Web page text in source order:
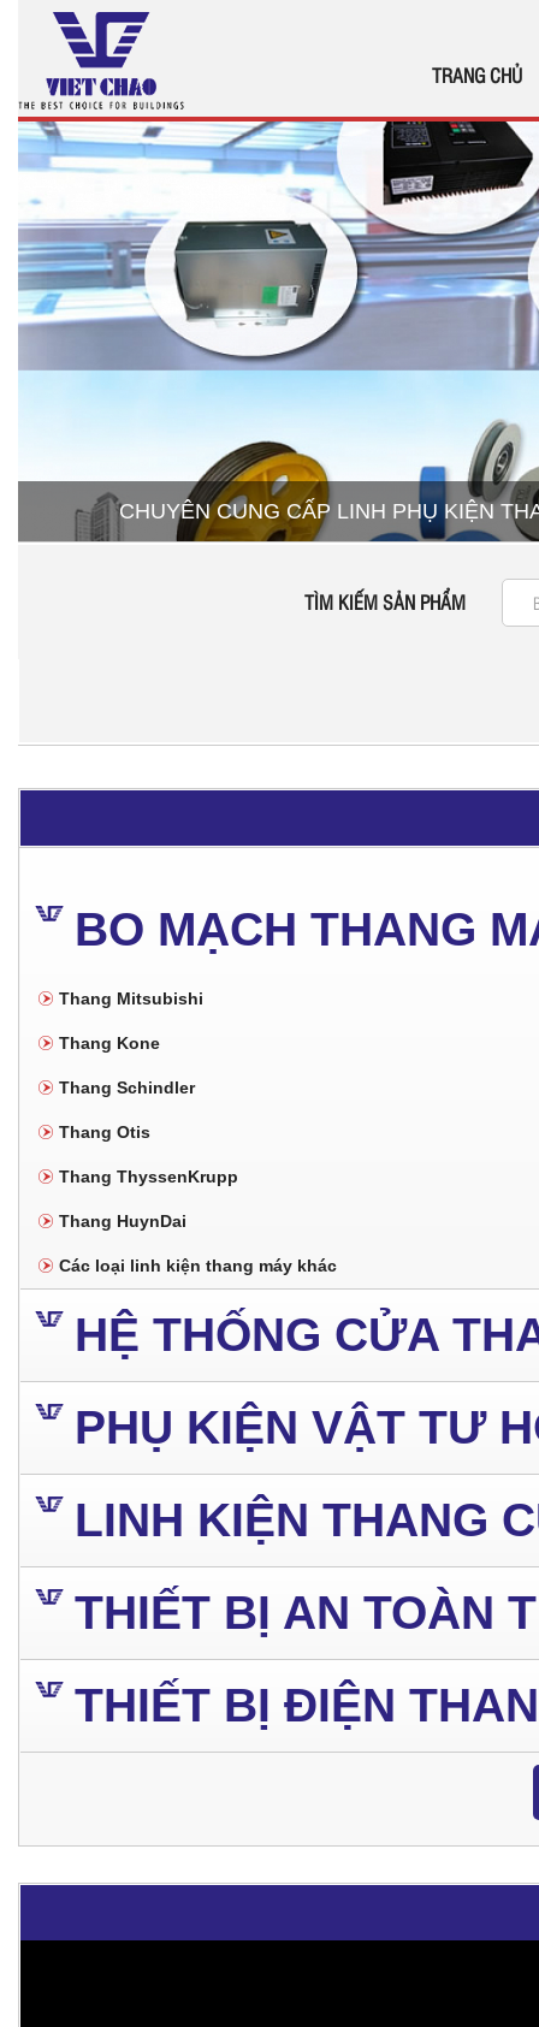
TRANG CHỦ
CHUYÊN CUNG CẤP LINH PHỤ KIỆN
TÌM KIẾM SẢN PHẨM
BO MẠCH THANG
Thang Mitsubishi
Thang Kone
Thang Schindler
Thang Otis
Thang ThyssenKrupp
Thang HuynDai
Các loại linh kiện thang máy khác
HỆ THỐNG CỬA
PHỤ KIỆN VẬT TƯ
LINH KIỆN THANG
THIẾT BỊ AN TOÀN
THIẾT BỊ ĐIỆN